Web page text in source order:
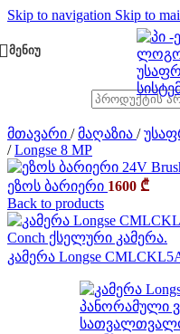
Skip to navigation Skip to
ᲛᲔᲜᲘᲣ
მთავარი / მაღაზია /
/ Longse 8 MP
ეზოს ბარიერი 1600 ₾
Back to products
კამერა Longse